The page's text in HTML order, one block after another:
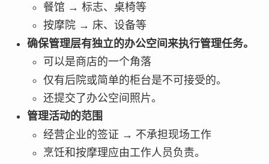
餐馆 → 标志、桌椅等
按摩院 → 床、设备等
确保管理层有独立的办公空间来执行管理任务。
可以是商店的一个角落
仅有后院或简单的柜台是不可接受的。
还提交了办公空间照片。
管理活动的范围
经营企业的签证 → 不承担现场工作
烹饪和按摩理应由工作人员负责。